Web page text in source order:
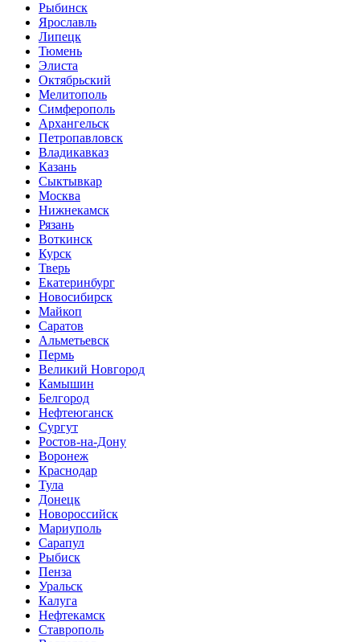
Рыбинск
Ярославль
Липецк
Тюмень
Элиста
Октябрьский
Мелитополь
Симферополь
Архангельск
Петропавловск
Владикавказ
Казань
Сыктывкар
Москва
Нижнекамск
Рязань
Воткинск
Курск
Тверь
Екатеринбург
Новосибирск
Майкоп
Саратов
Альметьевск
Пермь
Великий Новгород
Камышин
Белгород
Нефтеюганск
Сургут
Ростов-на-Дону
Воронеж
Краснодар
Тула
Донецк
Новороссийск
Мариуполь
Сарапул
Рыбиск
Пенза
Уральск
Калуга
Нефтекамск
Ставрополь